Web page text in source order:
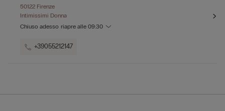
50122 Firenze
Intimissimi Donna
Chiuso adesso riapre alle 09:30
+39055212147